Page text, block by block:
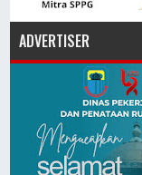
ADVERTISER